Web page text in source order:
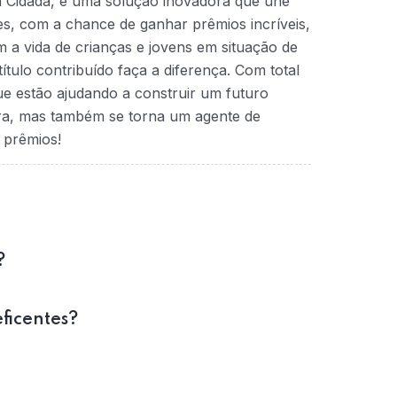
com a chance de ganhar prêmios incríveis,
vida de crianças e jovens em situação de
contribuído faça a diferença. Com total
estão ajudando a construir um futuro
mas também se torna um agente de